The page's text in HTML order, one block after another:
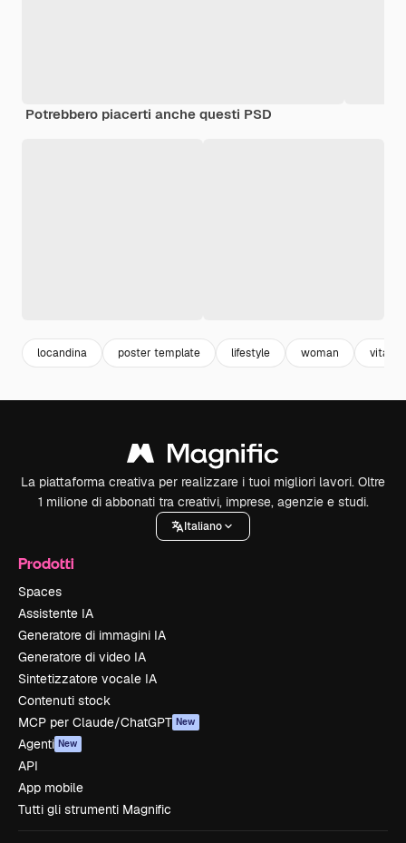
Potrebbero piacerti anche questi PSD
locandina poster template lifestyle woman vita
La piattaforma creativa per realizzare i tuoi migliori lavori. Oltre
1 milione di abbonati tra creativi, imprese, agenzie e studi.
Italiano
Prodotti
Spaces
Assistente IA
Generatore di immagini IA
Generatore di video IA
Sintetizzatore vocale IA
Contenuti stock
MCP per Claude/ChatGPT New
Agenti New
API
App mobile
Tutti gli strumenti Magnific